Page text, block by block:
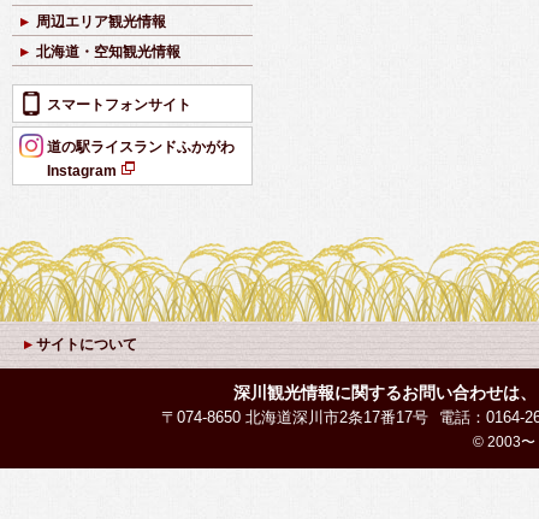
開
き
ま
す
ジ
ー
ジ
で
開
き
ま
す
新
規
ペ
ー
で
開
き
ま
周辺エリア観光情報
北海道・空知観光情報
スマートフォンサイト
道の駅ライスランドふかがわ
Instagram
新
ー
ジ
で
開
ま
す
サイトについて
深川観光情報に関するお問い合わせは、
〒074-8650 北海道深川市2条17番17号 電話：0164-
© 2003〜